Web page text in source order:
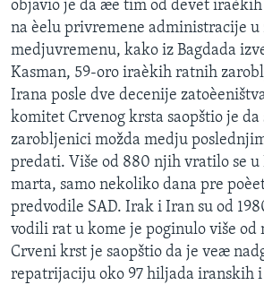
MEDICINA
KULTURA
DRUŠTVO
SPORT
INTERVJU
Jezici
objavio je da æe tim od devet
na èelu privremene administracije u
medjuvremenu, kako iz Bagdada
Kasman, 59-oro iraèkih ratnih
Irana posle dve decenije
komitet Crvenog krsta saopštio je
zarobljenici možda medju
predati. Više od 880 njih vratilo se
marta, samo nekoliko dana pre
predvodile SAD. Irak i Iran su od
vodili rat u kome je poginulo više
Crveni krst je saopštio da je veæ
repatrijaciju oko 97 hiljada iranskih